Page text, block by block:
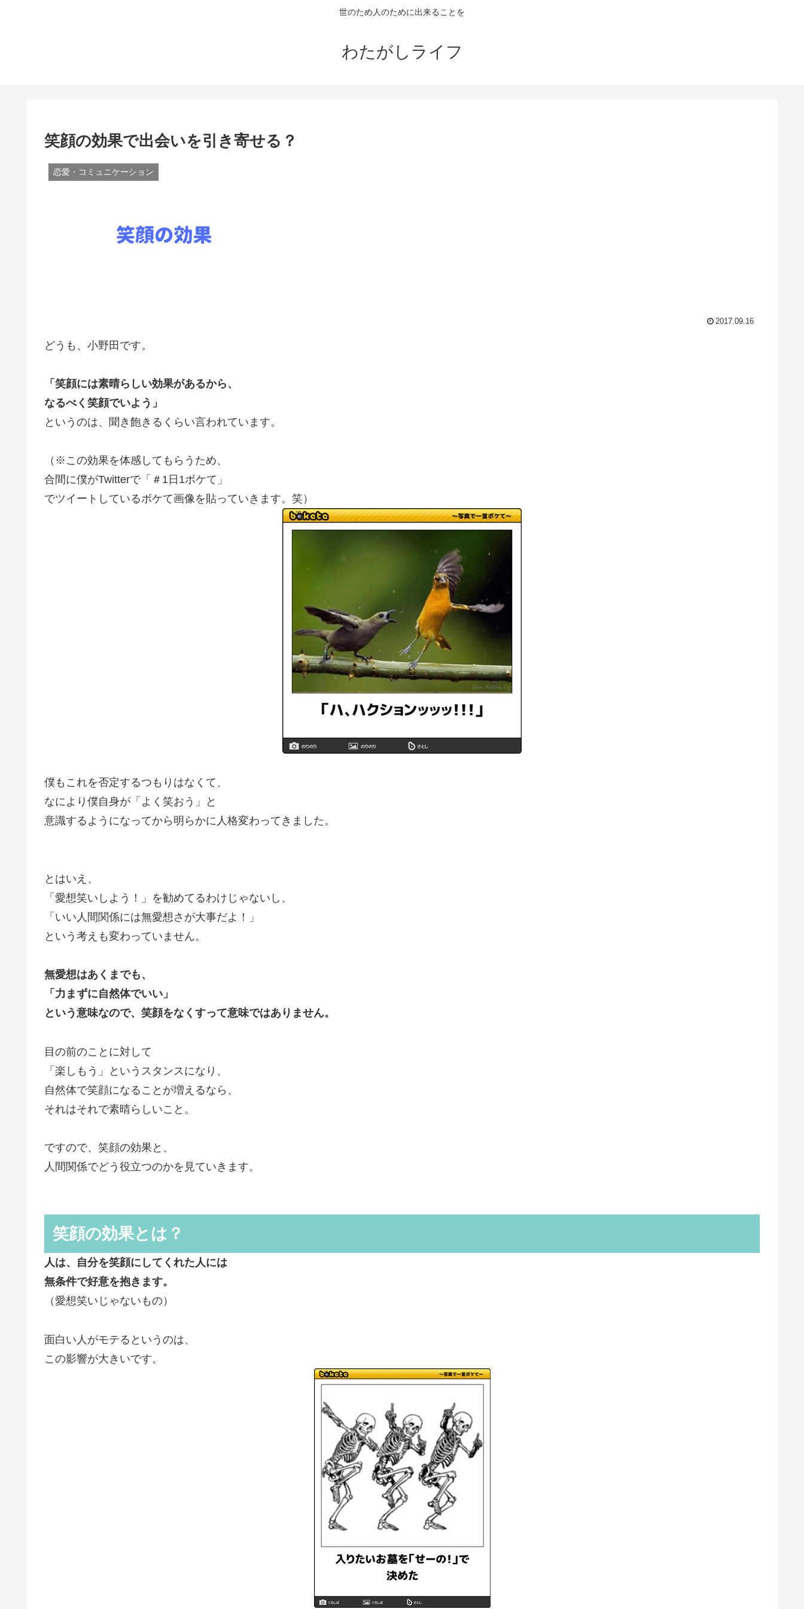
世のため人のために出来ることを
わたがしライフ
笑顔の効果で出会いを引き寄せる？
恋愛・コミュニケーション
2017.09.16
どうも、小野田です。
「笑顔には素晴らしい効果があるから、
なるべく笑顔でいよう」
というのは、聞き飽きるくらい言われています。
（※この効果を体感してもらうため、
合間に僕がTwitterで「＃1日1ボケて」
でツイートしているボケて画像を貼っていきます。笑）
僕もこれを否定するつもりはなくて、
なにより僕自身が「よく笑おう」と
意識するようになってから明らかに人格変わってきました。
とはいえ、
「愛想笑いしよう！」を勧めてるわけじゃないし、
「いい人間関係には無愛想さが大事だよ！」
という考えも変わっていません。
無愛想はあくまでも、
「力まずに自然体でいい」
という意味なので、笑顔をなくすって意味ではありません。
目の前のことに対して
「楽しもう」というスタンスになり、
自然体で笑顔になることが増えるなら、
それはそれで素晴らしいこと。
ですので、笑顔の効果と、
人間関係でどう役立つのかを見ていきます。
笑顔の効果とは？
人は、自分を笑顔にしてくれた人には
無条件で好意を抱きます。
（愛想笑いじゃないもの）
面白い人がモテるというのは、
この影響が大きいです。